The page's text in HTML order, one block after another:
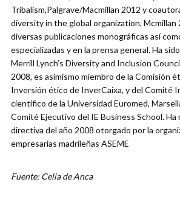
Tribalism,Palgrave/Macmillan 2012 y
diversity in the global organization, Mcmillan
diversas publicaciones monográficas así
especializadas y en la prensa general. Ha
Merrill Lynch’s Diversity and Inclusion
2008, es asimismo miembro de la Comisión
Inversión ético de InverCaixa, y del Comité
científico de la Universidad Euromed,
Comité Ejecutivo del IE Business School. Ha
directiva del año 2008 otorgado por la
empresarias madrileñas ASEME
Fuente: Celia de Anca